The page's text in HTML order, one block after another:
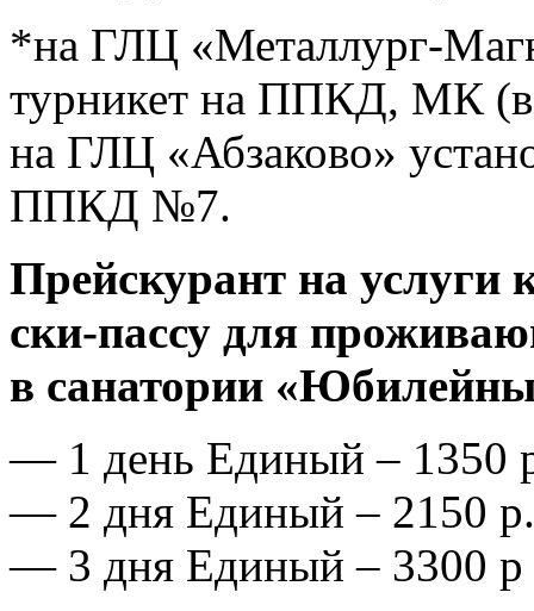
*на ГЛЦ «Металлург-
турникет на ППКД, МК (в
на ГЛЦ «Абзаково»
ППКД №7.
Прейскурант на услуги
ски-пассу для
в санатории
— 1 день Единый – 1350
— 2 дня Единый – 2150
— 3 дня Единый – 3300 р